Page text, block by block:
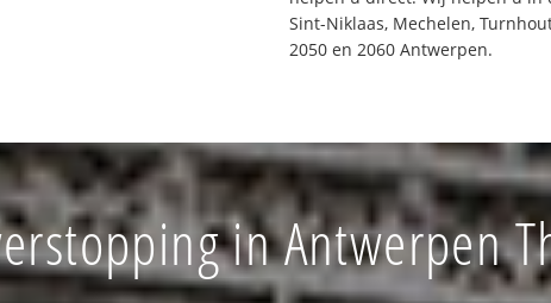
Sint-Niklaas, Mechelen,
2050 en 2060 Antwerpen.
in Antwerpen